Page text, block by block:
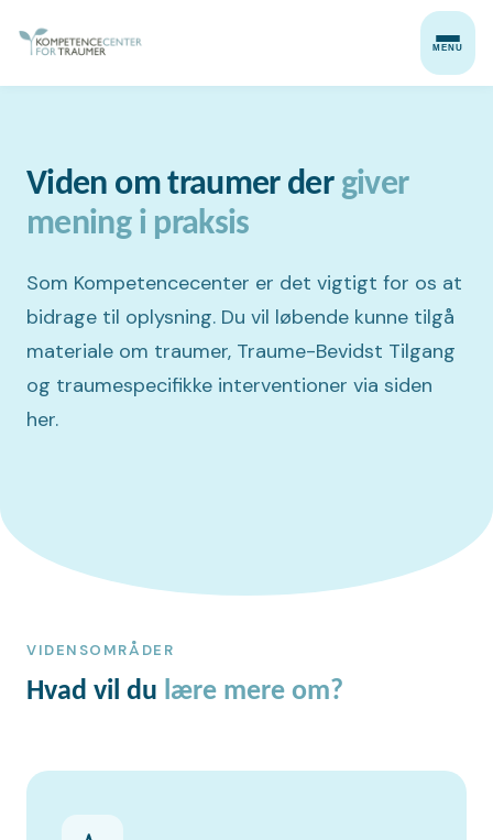
MENU
Viden om traumer der giver
mening i praksis
Som Kompetencecenter er det vigtigt for os at
bidrage til oplysning. Du vil løbende kunne tilgå
materiale om traumer, Traume-Bevidst Tilgang
og traumespecifikke interventioner via siden
her.
VIDENSOMRÅDER
Hvad vil du lære mere om?